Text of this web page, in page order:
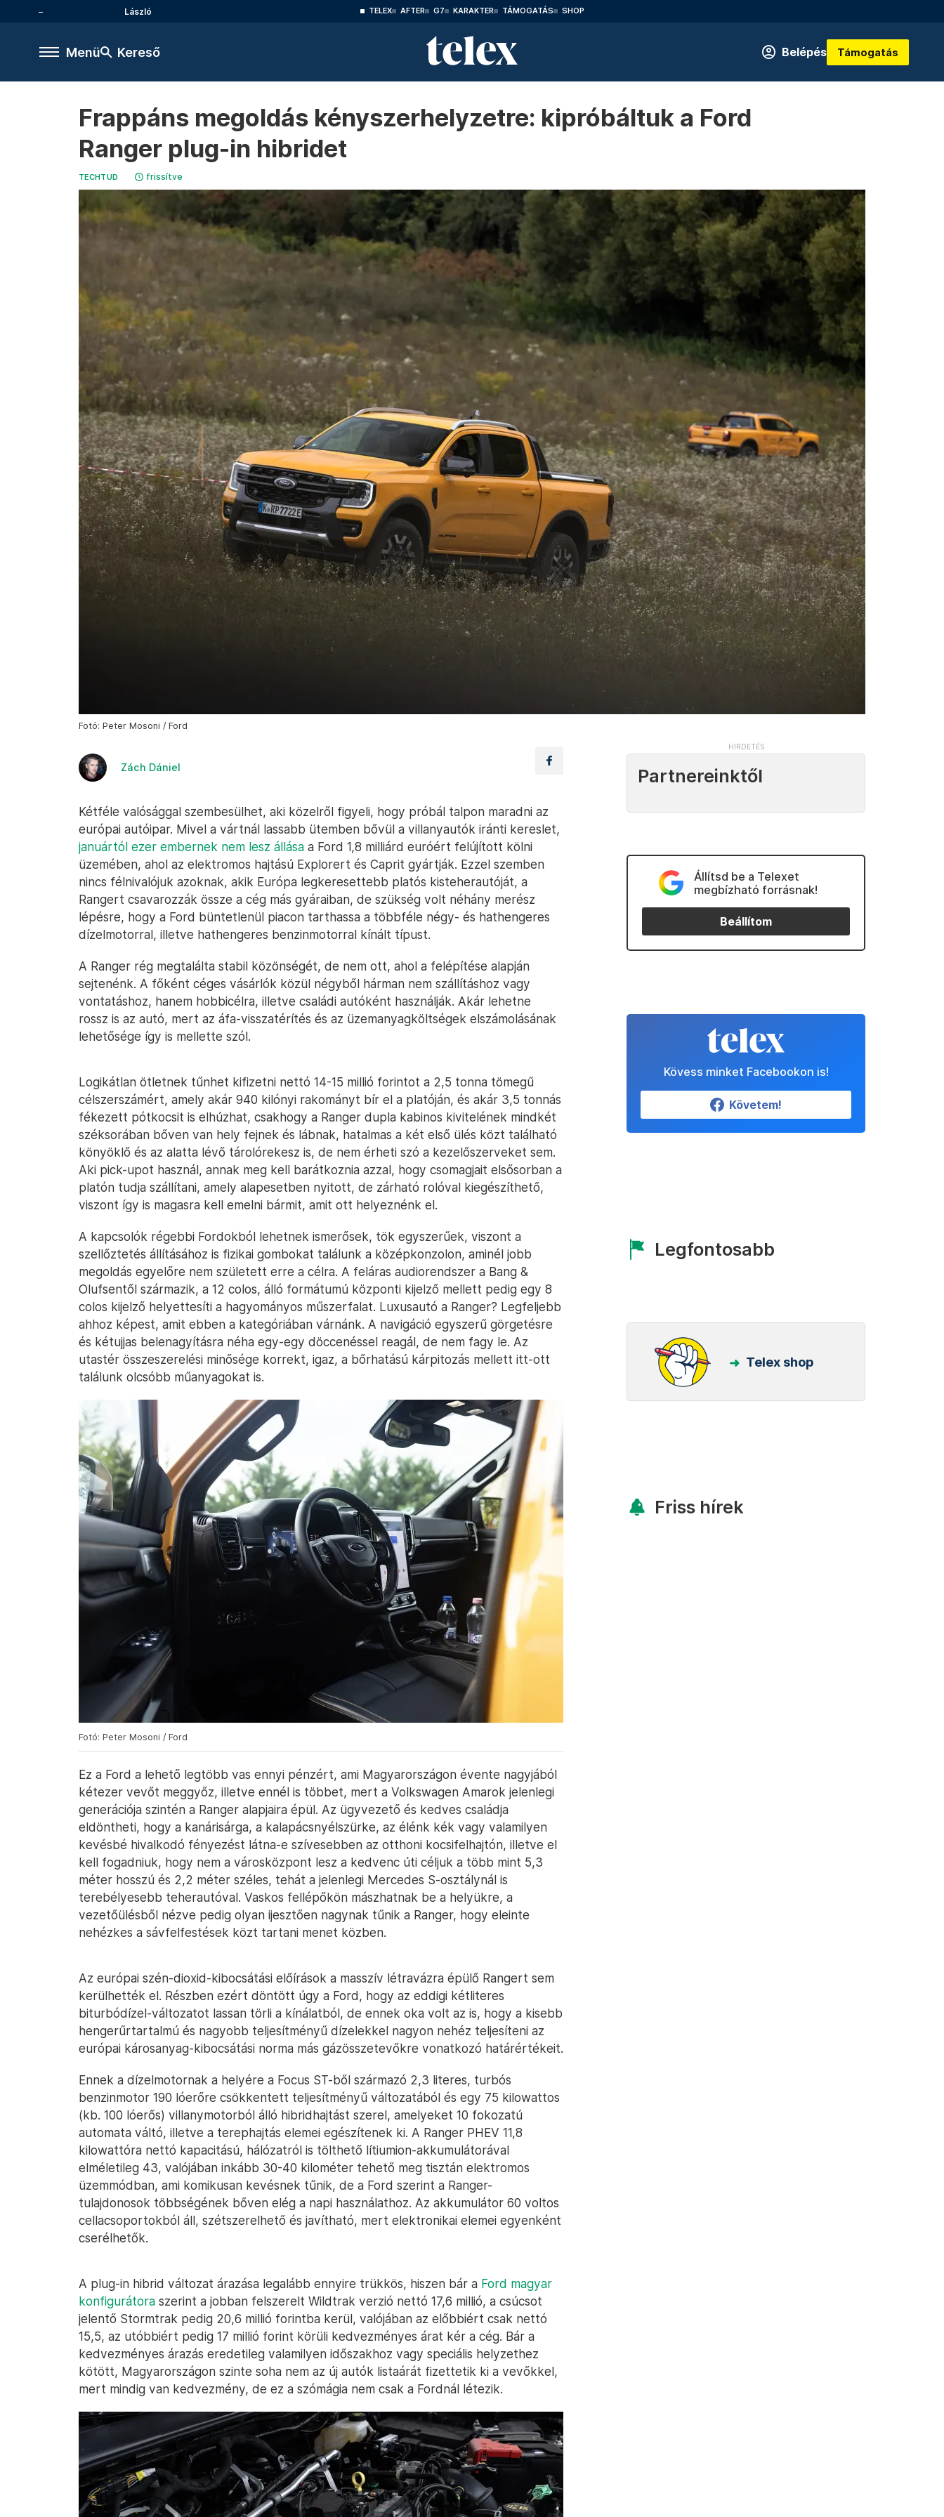
László TELEX AFTER G7 KARAKTER TÁMOGATÁS SHOP
Menü Kereső Belépés Támogatás
Frappáns megoldás kényszerhelyzetre: kipróbáltuk a Ford
Ranger plug-in hibridet
TECHTUD frissítve
Fotó: Peter Mosoni / Ford
Zách Dániel
Kétféle valósággal szembesülhet, aki közelről figyeli, hogy próbál talpon maradni az
európai autóipar. Mivel a vártnál lassabb ütemben bővül a villanyautók iránti kereslet,
januártól ezer embernek nem lesz állása a Ford 1,8 milliárd euróért felújított kölni
üzemében, ahol az elektromos hajtású Explorert és Caprit gyártják. Ezzel szemben
nincs félnivalójuk azoknak, akik Európa legkeresettebb platós kisteherautóját, a
Rangert csavarozzák össze a cég más gyáraiban, de szükség volt néhány merész
lépésre, hogy a Ford büntetlenül piacon tarthassa a többféle négy- és hathengeres
dízelmotorral, illetve hathengeres benzinmotorral kínált típust.
A Ranger rég megtalálta stabil közönségét, de nem ott, ahol a felépítése alapján
sejtenénk. A főként céges vásárlók közül négyből hárman nem szállításhoz vagy
vontatáshoz, hanem hobbicélra, illetve családi autóként használják. Akár lehetne
rossz is az autó, mert az áfa-visszatérítés és az üzemanyagköltségek elszámolásának
lehetősége így is mellette szól.
Logikátlan ötletnek tűnhet kifizetni nettó 14-15 millió forintot a 2,5 tonna tömegű
célszerszámért, amely akár 940 kilónyi rakományt bír el a platóján, és akár 3,5 tonnás
fékezett pótkocsit is elhúzhat, csakhogy a Ranger dupla kabinos kivitelének mindkét
széksorában bőven van hely fejnek és lábnak, hatalmas a két első ülés közt található
könyöklő és az alatta lévő tárolórekesz is, de nem érheti szó a kezelőszerveket sem.
Aki pick-upot használ, annak meg kell barátkoznia azzal, hogy csomagjait elsősorban a
platón tudja szállítani, amely alapesetben nyitott, de zárható rolóval kiegészíthető,
viszont így is magasra kell emelni bármit, amit ott helyeznénk el.
A kapcsolók régebbi Fordokból lehetnek ismerősek, tök egyszerűek, viszont a
szellőztetés állításához is fizikai gombokat találunk a középkonzolon, aminél jobb
megoldás egyelőre nem született erre a célra. A feláras audiorendszer a Bang &
Olufsentől származik, a 12 colos, álló formátumú központi kijelző mellett pedig egy 8
colos kijelző helyettesíti a hagyományos műszerfalat. Luxusautó a Ranger? Legfeljebb
ahhoz képest, amit ebben a kategóriában várnánk. A navigáció egyszerű görgetésre
és kétujjas belenagyításra néha egy-egy döccenéssel reagál, de nem fagy le. Az
utastér összeszerelési minősége korrekt, igaz, a bőrhatású kárpitozás mellett itt-ott
találunk olcsóbb műanyagokat is.
Fotó: Peter Mosoni / Ford
Ez a Ford a lehető legtöbb vas ennyi pénzért, ami Magyarországon évente nagyjából
kétezer vevőt meggyőz, illetve ennél is többet, mert a Volkswagen Amarok jelenlegi
generációja szintén a Ranger alapjaira épül. Az ügyvezető és kedves családja
eldöntheti, hogy a kanárisárga, a kalapácsnyélszürke, az élénk kék vagy valamilyen
kevésbé hivalkodó fényezést látna-e szívesebben az otthoni kocsifelhajtón, illetve el
kell fogadniuk, hogy nem a városközpont lesz a kedvenc úti céljuk a több mint 5,3
méter hosszú és 2,2 méter széles, tehát a jelenlegi Mercedes S-osztálynál is
terebélyesebb teherautóval. Vaskos fellépőkön mászhatnak be a helyükre, a
vezetőülésből nézve pedig olyan ijesztően nagynak tűnik a Ranger, hogy eleinte
nehézkes a sávfelfestések közt tartani menet közben.
Az európai szén-dioxid-kibocsátási előírások a masszív létravázra épülő Rangert sem
kerülhették el. Részben ezért döntött úgy a Ford, hogy az eddigi kétliteres
biturbódízel-változatot lassan törli a kínálatból, de ennek oka volt az is, hogy a kisebb
hengerűrtartalmú és nagyobb teljesítményű dízelekkel nagyon nehéz teljesíteni az
európai károsanyag-kibocsátási norma más gázösszetevőkre vonatkozó határértékeit.
Ennek a dízelmotornak a helyére a Focus ST-ből származó 2,3 literes, turbós
benzinmotor 190 lóerőre csökkentett teljesítményű változatából és egy 75 kilowattos
(kb. 100 lóerős) villanymotorból álló hibridhajtást szerel, amelyeket 10 fokozatú
automata váltó, illetve a terephajtás elemei egészítenek ki. A Ranger PHEV 11,8
kilowattóra nettó kapacitású, hálózatról is tölthető lítiumion-akkumulátorával
elméletileg 43, valójában inkább 30-40 kilométer tehető meg tisztán elektromos
üzemmódban, ami komikusan kevésnek tűnik, de a Ford szerint a Ranger-
tulajdonosok többségének bőven elég a napi használathoz. Az akkumulátor 60 voltos
cellacsoportokból áll, szétszerelhető és javítható, mert elektronikai elemei egyenként
cserélhetők.
A plug-in hibrid változat árazása legalább ennyire trükkös, hiszen bár a Ford magyar
konfigurátora szerint a jobban felszerelt Wildtrak verzió nettó 17,6 millió, a csúcsot
jelentő Stormtrak pedig 20,6 millió forintba kerül, valójában az előbbiért csak nettó
15,5, az utóbbiért pedig 17 millió forint körüli kedvezményes árat kér a cég. Bár a
kedvezményes árazás eredetileg valamilyen időszakhoz vagy speciális helyzethez
kötött, Magyarországon szinte soha nem az új autók listaárát fizettetik ki a vevőkkel,
mert mindig van kedvezmény, de ez a szómágia nem csak a Fordnál létezik.
Partnereinktől
Állítsd be a Telexet
megbízható forrásnak!
Beállítom
Kövess minket Facebookon is!
Követem!
Legfontosabb
Telex shop
Friss hírek